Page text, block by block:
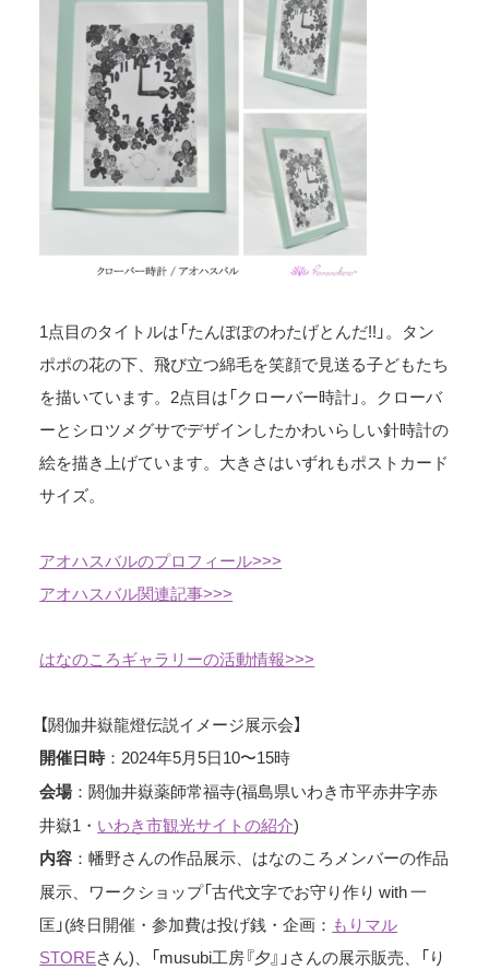
1点目のタイトルは「たんぽぽのわたげとんだ!!」。タン
ポポの花の下、飛び立つ綿毛を笑顔で見送る子どもたち
を描いています。2点目は「クローバー時計」。クローバ
ーとシロツメグサでデザインしたかわいらしい針時計の
絵を描き上げています。大きさはいずれもポストカード
サイズ。
アオハスバルのプロフィール>>>
アオハスバル関連記事>>>
はなのころギャラリーの活動情報>>>
【閼伽井嶽龍燈伝説イメージ展示会】
開催日時：2024年5月5日10〜15時
会場：閼伽井嶽薬師常福寺(福島県いわき市平赤井字赤
井嶽1・ いわき市観光サイトの紹介)
内容 ：幡野さんの作品展示、はなのころメンバーの作品
展示、ワークショップ「古代文字でお守り作り with 一
匡」(終日開催・参加費は投げ銭・企画： もりマル
STOREさん)、「musubi工房『夕』」さんの展示販売、「り